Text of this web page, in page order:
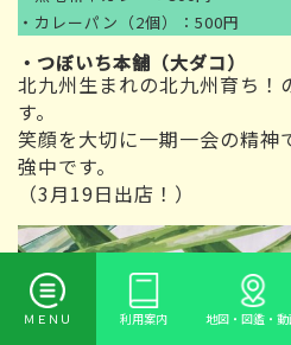
ＭＥＮＵ 利用案内 地図・図鑑・
・カレーパン（2個）：500円
・つぼいち本舗（大ダコ）
北九州生まれの北九州育ち！
す。
笑顔を大切に一期一会の精神
強中です。
（3月19日出店！）